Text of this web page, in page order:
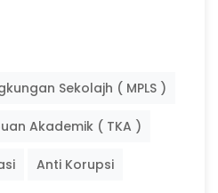
Sekolajh ( MPLS )
Akademik ( TKA )
Anti Korupsi